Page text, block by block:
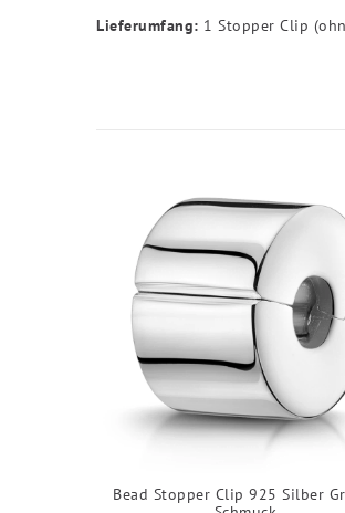
Lieferumfang: 1 Stopper Clip
Bead Stopper Clip 925 Silber